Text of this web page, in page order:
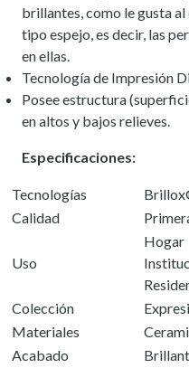
brillantes, como le gusta
tipo espejo, es decir, las
en ellas.
Tecnología de Impresión
Posee estructura
en altos y bajos relieves.
Especificaciones:
Tecnologías
Calidad
Uso
Hogar
Colección
Materiales
Acabado